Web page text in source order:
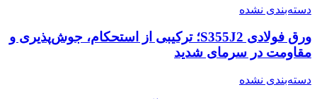
دسته‌بندی نشده
ورق فولادی S355J2؛ ترکیبی از استحکام، جوش‌پذیری و
مقاومت در سرمای شدید
دسته‌بندی نشده